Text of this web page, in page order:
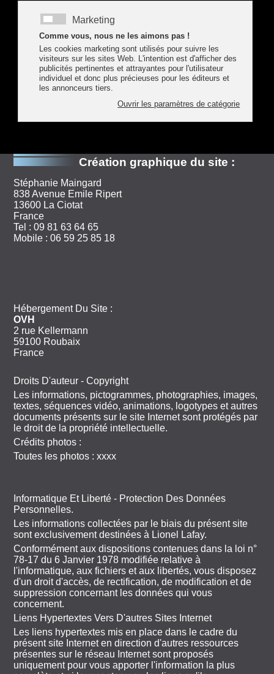
Création Web par mailou par téléphone 04 79 07 62 77
Guillaume RATEL
Les Chapelles
73700 Bourg-Saint-Maurice
Savoie
France
Merci de me faire part de tous les problèmes techniques
Création graphique du site :
Stéphanie Maingard
838 Avenue Emile Ripert
13600 La Ciotat
France
Tel : 09 81 63 64 65
Mobile : 06 59 25 85 18
Hébergement Du Site :
OVH
2 rue Kellermann
59100 Roubaix
France
Droits D'auteur - Copyright
Les informations, pictogrammes, photographies, images,
textes, séquences vidéo, animations, logotypes et autres
documents présents sur le site Internet sont protégés par
le droit de la propriété intellectuelle.
Crédits photos :
Toutes les photos : xxxx
Informatique Et Liberté - Protection Des Données
Personnelles.
Les informations collectées par le biais du présent site
sont exclusivement destinées à Lionel Lafay.
Conformément aux dispositions contenues dans la loi n°
78-17 du 6 Janvier 1978 modifiée relative à
l'informatique, aux fichiers et aux libertés, vous disposez
d'un droit d'accès, de rectification, de modification et de
suppression concernant les données qui vous
concernent.
Liens Hypertextes Vers D'autres Sites Internet
Les liens hypertextes mis en place dans le cadre du
présent site Internet en direction d'autres ressources
présentes sur le réseau Internet sont proposés
uniquement pour vous apporter l'information la plus